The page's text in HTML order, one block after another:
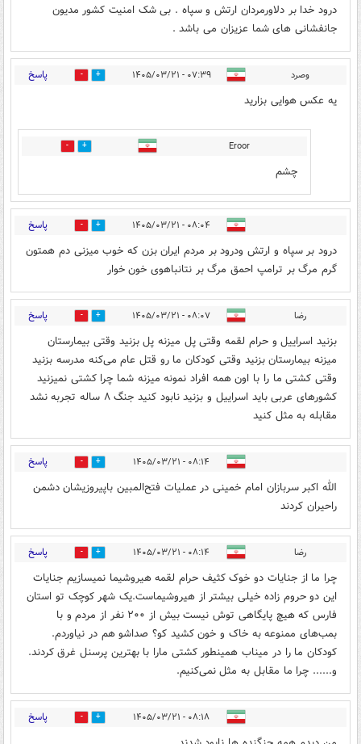
درود خدا بر دلاورمردان ارتش و سپاه . بی شک امنیت کشور مدیون
جانفشانی های شما عزیزان می باشد .
وصرد ۰۷:۳۹ - ۱۴۰۵/۰۳/۲۱ 4 پاسخ
یه عکس هوایی بزارید
Eroor
3
چشم
۰۸:۰۴ - ۱۴۰۵/۰۳/۲۱ 5 پاسخ
درود بر سپاه و ارتش ودرود بر مردم ایران بزن که خوب میزنی دم همتون
گرم مرگ بر ترامپ احمق مرگ بر نتانباهوی خون خوار
رضا ۰۸:۰۷ - ۱۴۰۵/۰۳/۲۱ 1 پاسخ
بزنید اسراییل و حرام لقمه وقتی پل میزنه پل بزنید وقتی بیمارستان
میزنه بیمارستان بزنید وقتی کودکان ما رو قتل عام می‌کنه مدرسه بزنید
وقتی کشتی ما را با اون همه افراد نمونه میزنه شما چرا کشتی نمیزنید
کشورهای عربی باید اسراییل و بزنید نابود کنید جنگ ۸ ساله تجربه نشد
مقابله به مثل کنید
۰۸:۱۴ - ۱۴۰۵/۰۳/۲۱ 5 پاسخ
الله اکبر سربازان امام خمینی در عملیات فتح‌المبین باپیروزیشان دشمن
راحیران کردند
رضا ۰۸:۱۴ - ۱۴۰۵/۰۳/۲۱ 2 پاسخ
چرا ما از جنایات دو خوک کثیف حرام لقمه هیروشیما نمیسازیم جنایات
این دو حروم زاده خیلی بیشتر از هیروشیماست.یک شهر کوچک تو استان
فارس که هیچ پایگاهی توش نیست بیش از ۲۰۰ نفر از مردم و با
بمب‌های ممنوعه به خاک و خون کشید کو؟ صداشو هم در نیاوردم.
کودکان ما را در میناب همینطور کشتی مارا با بهترین پرسنل غرق کردند.
و...... چرا ما مقابل به مثل نمی‌کنیم.
۰۸:۱۸ - ۱۴۰۵/۰۳/۲۱ 2 پاسخ